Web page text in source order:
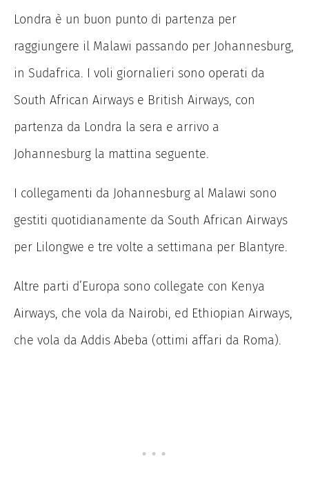
Londra è un buon punto di partenza per
raggiungere il Malawi passando per Johannesburg,
in Sudafrica. I voli giornalieri sono operati da
South African Airways e British Airways, con
partenza da Londra la sera e arrivo a
Johannesburg la mattina seguente.
I collegamenti da Johannesburg al Malawi sono
gestiti quotidianamente da South African Airways
per Lilongwe e tre volte a settimana per Blantyre.
Altre parti d’Europa sono collegate con Kenya
Airways, che vola da Nairobi, ed Ethiopian Airways,
che vola da Addis Abeba (ottimi affari da Roma).